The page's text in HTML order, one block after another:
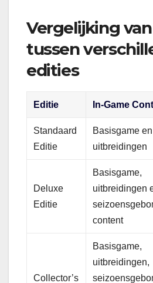
Vergelijking
tussen
edities
Editie In-Game
Standaard
Editie
Basisgame en
uitbreidingen
Deluxe
Editie
Basisgame,
uitbreidingen
content
Collector’s
Basisgame,
uitbreidingen,